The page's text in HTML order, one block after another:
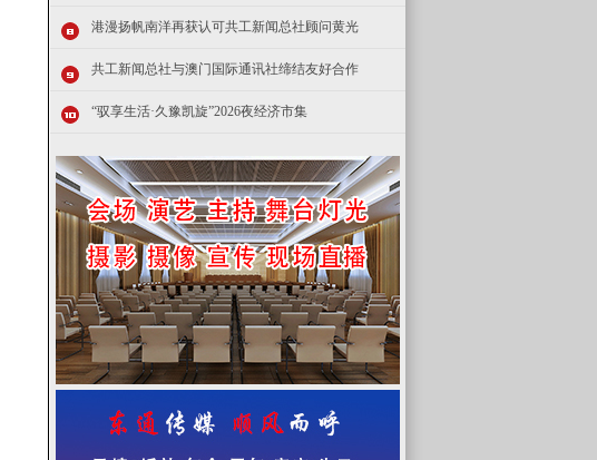
港漫扬帆南洋再获认可共工新闻总社顾问黄光
共工新闻总社与澳门国际通讯社缔结友好合作
“驭享生活·久豫凯旋”2026夜经济市集